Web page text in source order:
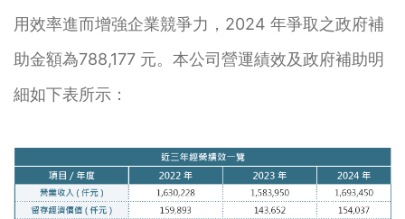
用效率進而增強企業競爭力，2024 年爭取之政府補
助金額為788,177 元。本公司營運績效及政府補助明
細如下表所示：